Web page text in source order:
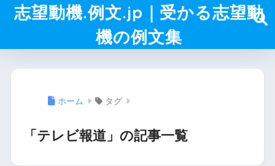
志望動機.例文.jp｜受かる志望動
機の例文集
ホーム タグ
「テレビ報道」の記事一覧